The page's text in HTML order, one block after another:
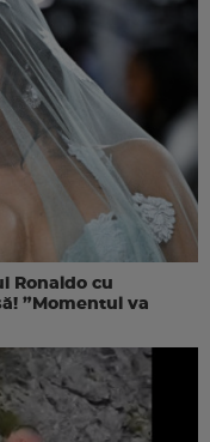
Ronaldo cu
”Momentul va